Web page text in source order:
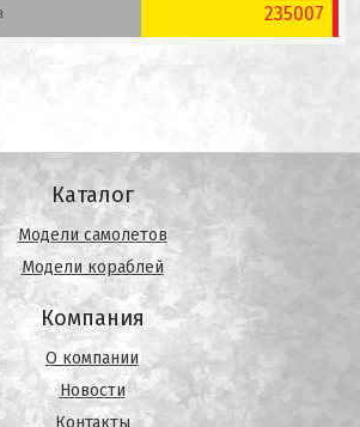
235007
Каталог
Модели самолетов
Модели кораблей
Компания
О компании
Новости
Контакты